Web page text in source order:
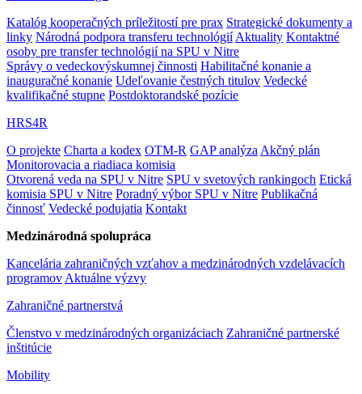
Katalóg kooperačných príležitostí pre prax Strategické dokumenty a
linky Národná podpora transferu technológií Aktuality Kontaktné
osoby pre transfer technológií na SPU v Nitre
Správy o vedeckovýskumnej činnosti Habilitačné konanie a
inauguračné konanie Udeľovanie čestných titulov Vedecké
kvalifikačné stupne Postdoktorandské pozície
HRS4R
O projekte Charta a kodex OTM-R GAP analýza Akčný plán
Monitorovacia a riadiaca komisia
Otvorená veda na SPU v Nitre SPU v svetových rankingoch Etická
komisia SPU v Nitre Poradný výbor SPU v Nitre Publikačná
činnosť Vedecké podujatia Kontakt
Medzinárodná spolupráca
Kancelária zahraničných vzťahov a medzinárodných vzdelávacích
programov Aktuálne výzvy
Zahraničné partnerstvá
Členstvo v medzinárodných organizáciach Zahraničné partnerské
inštitúcie
Mobility